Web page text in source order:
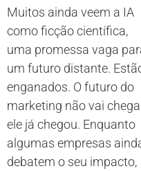
Muitos ainda veem a IA
como ficção científica,
uma promessa vaga
um futuro distante.
enganados. O futuro do
marketing não vai
ele já chegou. Enquanto
algumas empresas
debatem o seu impacto,